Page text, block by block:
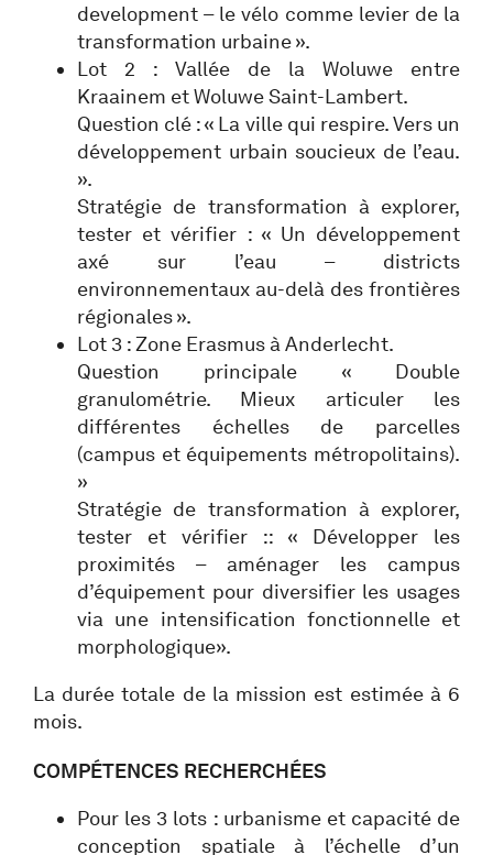
development – le vélo comme levier de la
transformation urbaine ».
Lot 2 : Vallée de la Woluwe entre
Kraainem et Woluwe Saint-Lambert.
Question clé : « La ville qui respire. Vers un
développement urbain soucieux de l’eau.
».
Stratégie de transformation à explorer,
tester et vérifier : « Un développement
axé sur l’eau – districts
environnementaux au-delà des frontières
régionales ».
Lot 3 : Zone Erasmus à Anderlecht.
Question principale « Double
granulométrie. Mieux articuler les
différentes échelles de parcelles
(campus et équipements métropolitains).
»
Stratégie de transformation à explorer,
tester et vérifier :: « Développer les
proximités – aménager les campus
d’équipement pour diversifier les usages
via une intensification fonctionnelle et
morphologique».
La durée totale de la mission est estimée à 6
mois.
COMPÉTENCES RECHERCHÉES
Pour les 3 lots : urbanisme et capacité de
conception spatiale à l’échelle d’un